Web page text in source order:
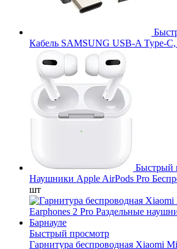
Кабель SAMSUNG USB-A Type-
Быстрый
Наушники Apple AirPods Pro
шт
Быстрый просмотр
Гарнитура беспроводная Xiaomi